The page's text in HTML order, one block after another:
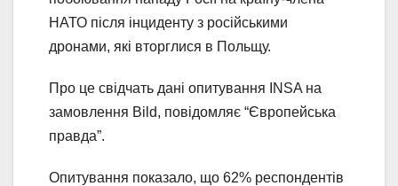
НАТО після інциденту з російськими
дронами, які вторглися в Польщу.
Про це свідчать дані опитування INSA на
замовлення Bild, повідомляє “Європейська
правда”.
Опитування показало, що 62% респондентів